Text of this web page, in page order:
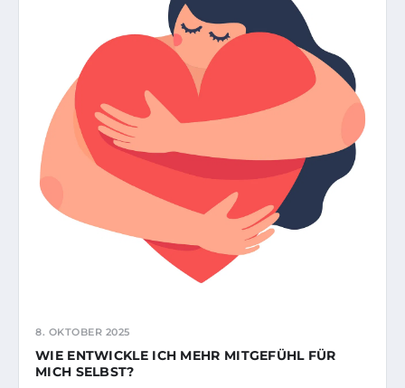
8. OKTOBER 2025
WIE ENTWICKLE ICH MEHR MITGEFÜHL FÜR
MICH SELBST?